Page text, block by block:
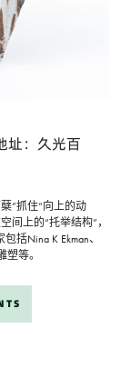
址：久光百
”抓住“向上的动
间上的“托举结构”，
括Nina K Ekman、
等。